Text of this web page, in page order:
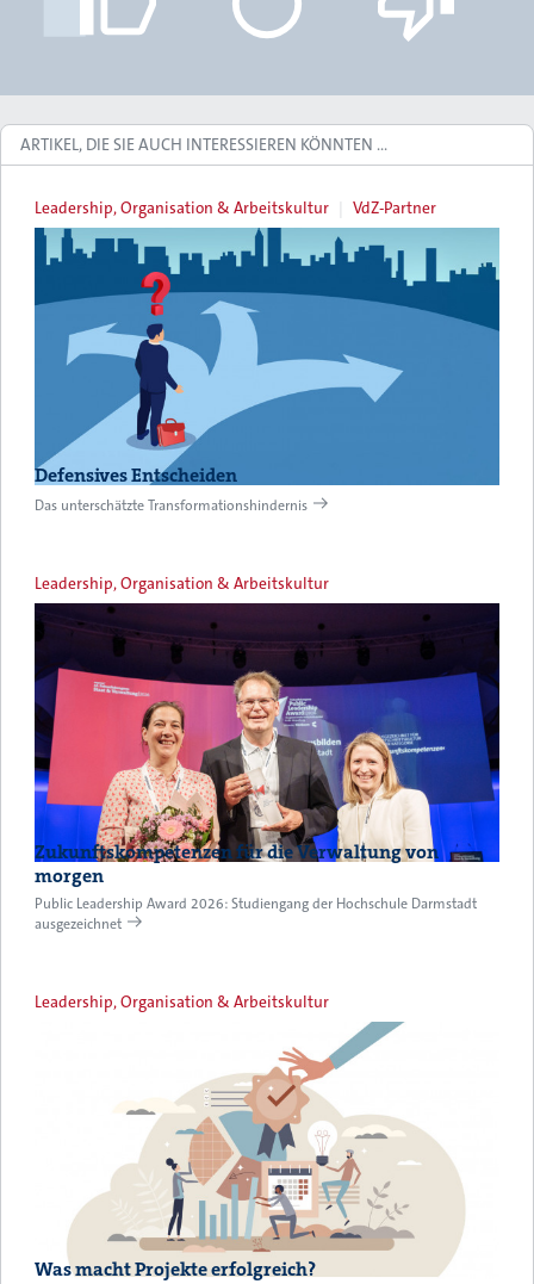
ARTIKEL, DIE SIE AUCH INTERESSIEREN KÖNNTEN …
Leadership, Organisation & Arbeitskultur VdZ-Partner
Defensives Entscheiden
Das unterschätzte Transformationshindernis
Leadership, Organisation & Arbeitskultur
Zukunftskompetenzen für die Verwaltung von
morgen
Public Leadership Award 2026: Studiengang der Hochschule Darmstadt
ausgezeichnet
Leadership, Organisation & Arbeitskultur
Was macht Projekte erfolgreich?